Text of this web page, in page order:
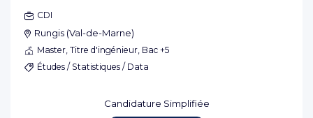
CDI
Rungis (Val-de-Marne)
Master, Titre d'ingénieur, Bac +5
Études / Statistiques / Data
Candidature Simplifiée